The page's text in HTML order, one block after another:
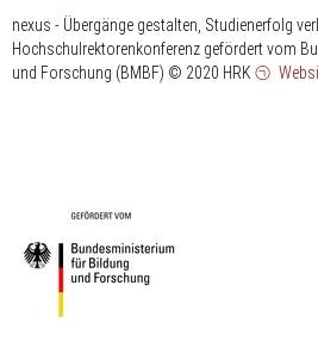
nexus - Übergänge gestalten, Studienerfolg
Hochschulrektorenkonferenz gefördert vom
und Forschung (BMBF) © 2020 HRK